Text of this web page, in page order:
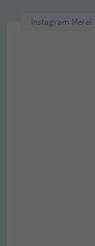
Instagram Merel